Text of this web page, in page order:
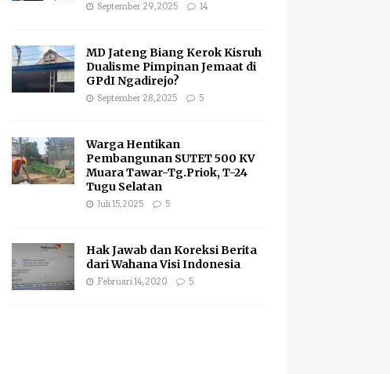
September 29, 2025 14
MD Jateng Biang Kerok Kisruh
Dualisme Pimpinan Jemaat di
GPdI Ngadirejo?
September 28, 2025 5
Warga Hentikan
Pembangunan SUTET 500 KV
Muara Tawar-Tg.Priok, T-24
Tugu Selatan
Juli 15, 2025 5
Hak Jawab dan Koreksi Berita
dari Wahana Visi Indonesia
Februari 14, 2020 5